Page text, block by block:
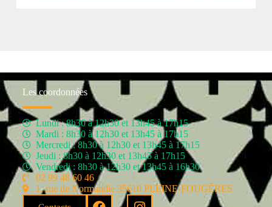
Les coordonnées
Lundi : 8h30 à 12h30 et 13h45 à 17h15
Mardi : 8h30 à 12h30 et 13h45 à 17h15
Mercredi : 8h30 à 12h30 et 13h45 à 17h15
Jeudi : 8h30 à 12h30 et 13h45 à 17h15
Vendredi : 8h30 à 12h30 et 13h45 à 16h30
02 99 48 60 46
1, rue de Normandie 35610 PLEINE-FOUGÈRES